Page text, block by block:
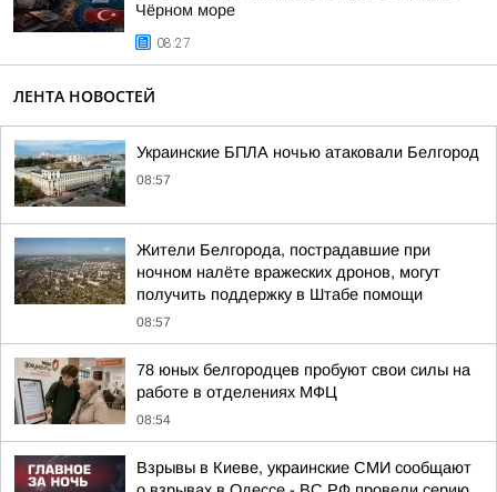
Чёрном море
08:27
ЛЕНТА НОВОСТЕЙ
Украинские БПЛА ночью атаковали Белгород
08:57
Жители Белгорода, пострадавшие при
ночном налёте вражеских дронов, могут
получить поддержку в Штабе помощи
08:57
78 юных белгородцев пробуют свои силы на
работе в отделениях МФЦ
08:54
Взрывы в Киеве, украинские СМИ сообщают